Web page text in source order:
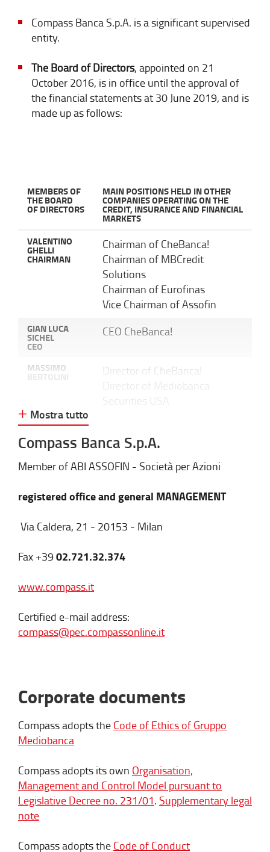
Compass Banca S.p.A. is a significant supervised
entity.
The Board of Directors, appointed on 21
October 2016, is in office until the approval of
the financial statements at 30 June 2019, and is
made up as follows:
MEMBERS OF
THE BOARD
OF DIRECTORS
MAIN POSITIONS HELD IN OTHER
COMPANIES OPERATING ON THE
CREDIT, INSURANCE AND FINANCIAL
MARKETS
VALENTINO
GHELLI
CHAIRMAN
Chairman of CheBanca!
Chairman of MBCredit
Solutions
Chairman of Eurofinas
Vice Chairman of Assofin
GIAN LUCA
SICHEL
CEO
CEO CheBanca!
MASSIMO
Director of CheBanca!
Chairman of Board of
Directors of MIS
General Manager of MIS
Directors and Member of the
Member of the Board of
Directors of CheBanca!
ROMINA
GUGLIELMETTI
INDIPENDENT
Director of MBFACTA
FABIO SALVATI
INDIPENDENT
*Independence requisites pursuant to article
2399 of the Italian Civil Code
Mostra tutto
Compass Banca S.p.A.
Member of ABI ASSOFIN - Società per Azioni
registered office and general MANAGEMENT
Via Caldera, 21 - 20153 - Milan
Fax +3902.721.32.374
www.compass.it
Certified e-mail address:
compass@pec.compassonline.it
Corporate documents
Compass adopts the Code of Ethics of Gruppo
Mediobanca
Compass adopts its own Organisation,
Management and Control Model pursuant to
Legislative Decree no. 231/01. Supplementary legal
note
Compass adopts the Code of Conduct